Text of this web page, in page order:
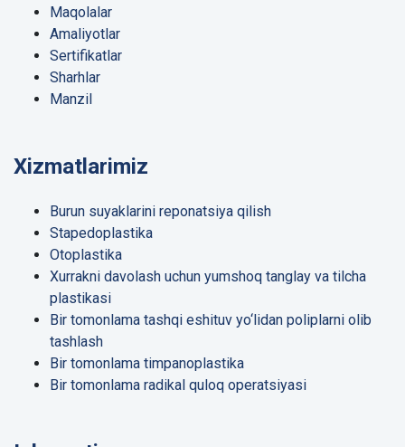
Maqolalar
Amaliyotlar
Sertifikatlar
Sharhlar
Manzil
Xizmatlarimiz
Burun suyaklarini reponatsiya qilish
Stapedoplastika
Otoplastika
Xurrakni davolash uchun yumshoq tanglay va tilcha
plastikasi
Bir tomonlama tashqi eshituv yo‘lidan poliplarni olib
tashlash
Bir tomonlama timpanoplastika
Bir tomonlama radikal quloq operatsiyasi